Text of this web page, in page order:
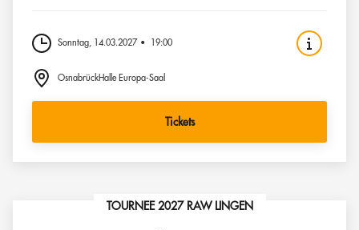
Sonntag, 14.03.2027 19:00
OsnabrückHalle Europa-Saal
Tickets
TOURNEE 2027 RAW LINGEN